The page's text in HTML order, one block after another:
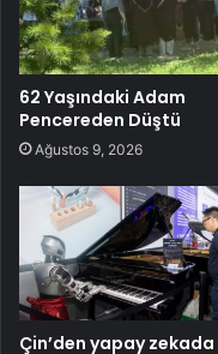
62 Yaşındaki Adam
Pencereden Düştü
Ağustos 9, 2026
Çin’den yapay zekada